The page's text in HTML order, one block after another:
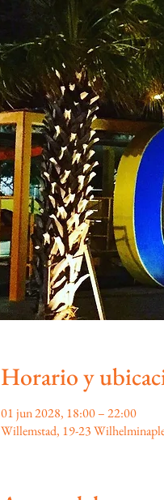
Horario y
01 jun 2028, 18:00 – 22:00
Willemstad, 19-23